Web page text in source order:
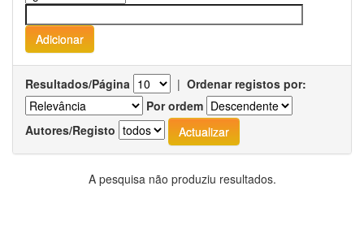
Resultados/Página | Ordenar registos por:
Por ordem
Autores/Registo
A pesquisa não produziu resultados.